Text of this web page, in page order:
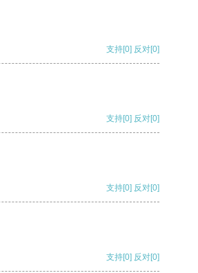
支持[0] 反对[0]
支持[0] 反对[0]
支持[0] 反对[0]
支持[0] 反对[0]